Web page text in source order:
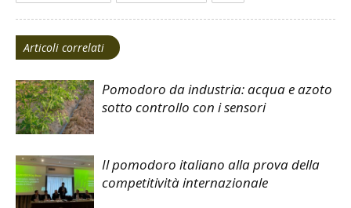
Articoli correlati
Pomodoro da industria: acqua e azoto
sotto controllo con i sensori
Il pomodoro italiano alla prova della
competitività internazionale